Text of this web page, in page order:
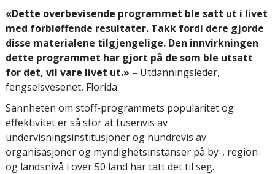
«Dette overbevisende programmet ble satt ut i livet
med forbløffende resultater. Takk fordi dere gjorde
disse materialene tilgjengelige. Den innvirkningen
dette programmet har gjort på de som ble utsatt
for det, vil vare livet ut.» – Utdanningsleder,
fengselsvesenet, Florida
Sannheten om stoff-programmets popularitet og
effektivitet er så stor at tusenvis av
undervisningsinstitusjoner og hundrevis av
organisasjoner og myndighetsinstanser på by-, region-
og landsnivå i over 50 land har tatt det til seg.